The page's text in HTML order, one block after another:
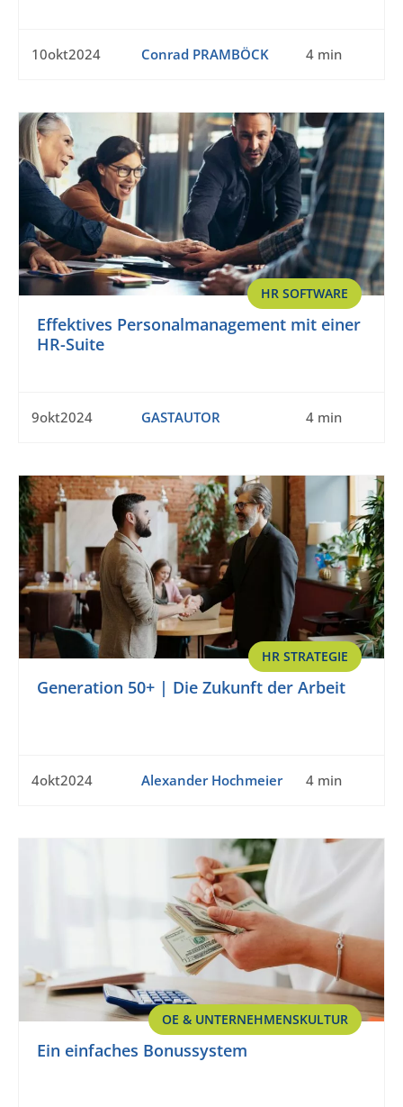
10okt2024 Conrad PRAMBÖCK 4 min
HR SOFTWARE
Effektives Personalmanagement mit einer
HR-Suite
9okt2024 GASTAUTOR 4 min
HR STRATEGIE
Generation 50+ | Die Zukunft der Arbeit
4okt2024 Alexander Hochmeier 4 min
OE & UNTERNEHMENSKULTUR
Ein einfaches Bonussystem